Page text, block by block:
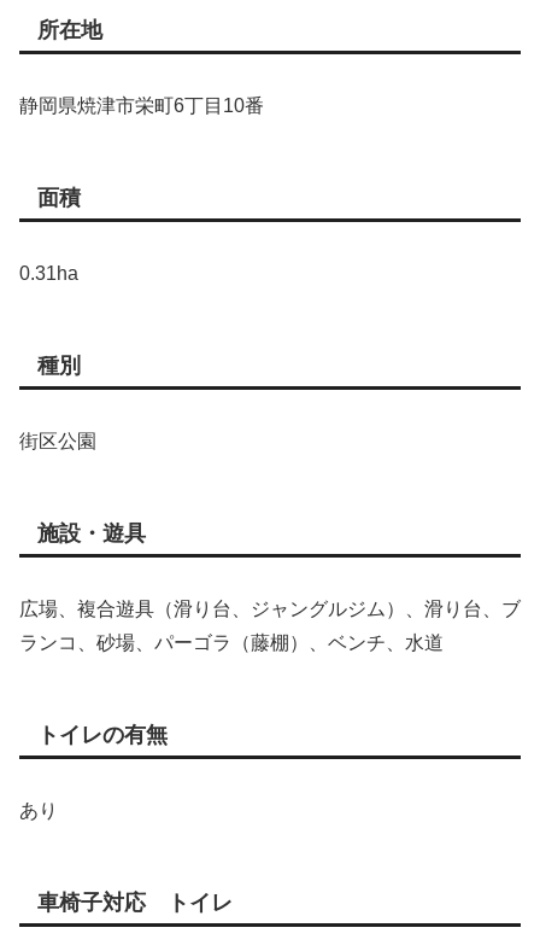
所在地
静岡県焼津市栄町6丁目10番
面積
0.31ha
種別
街区公園
施設・遊具
広場、複合遊具（滑り台、ジャングルジム）、滑り台、ブ
ランコ、砂場、パーゴラ（藤棚）、ベンチ、水道
トイレの有無
あり
車椅子対応 トイレ